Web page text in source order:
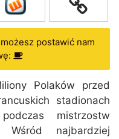
postawić nam
Polaków przed
stadionach
mistrzostw
najbardziej